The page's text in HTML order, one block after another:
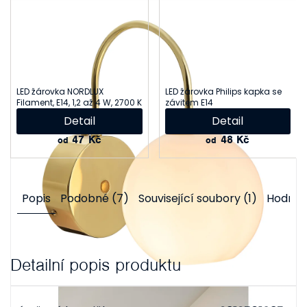
LED žárovka NORDLUX
Filament, E14, 1,2 až 4 W, 2700 K
od47 Kč
Detail
LED žárovka Philips kapka se
závitem E14
od 48 Kč
Detail
Popis Podobné (7) Související soubory (1)
Detailní popis produktu